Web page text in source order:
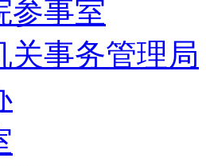
参事室
关事务管理局